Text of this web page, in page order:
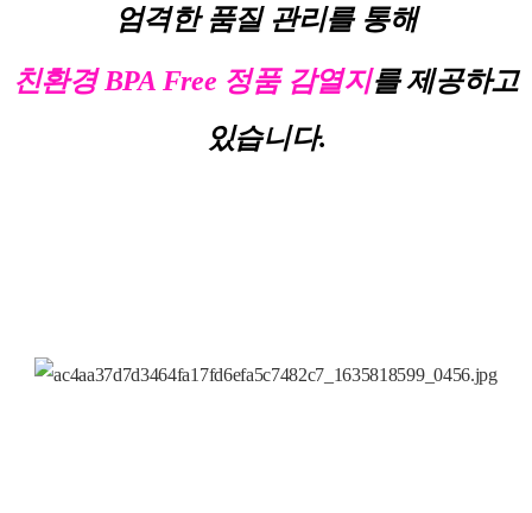
엄격한 품질 관리를 통해
친환경 BPA Free 정품 감열지를 제공하고
있습니다.